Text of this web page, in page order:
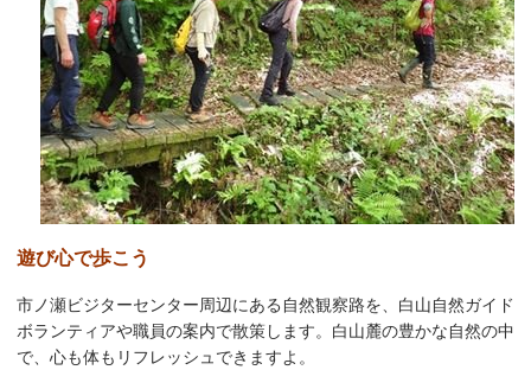
遊び心で歩こう
市ノ瀬ビジターセンター周辺にある自然観察路を、白山自然ガイド
ボランティアや職員の案内で散策します。白山麓の豊かな自然の中
で、心も体もリフレッシュできますよ。